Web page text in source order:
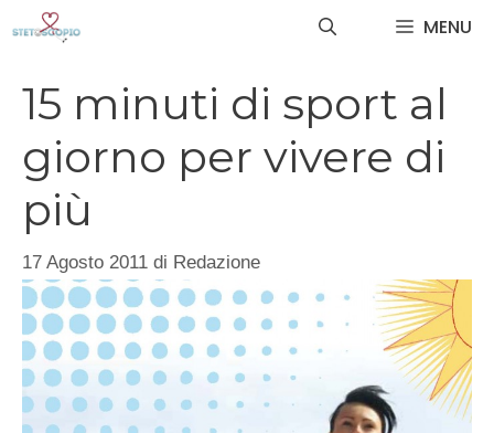
MENU
15 minuti di sport al
giorno per vivere di
più
17 Agosto 2011 di Redazione